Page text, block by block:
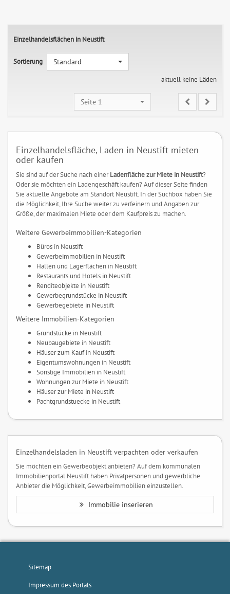
Einzelhandelsflächen in Neustift
Sortierung
Standard
aktuell keine Läden
Seite 1
Einzelhandelsfläche, Laden in Neustift mieten
oder kaufen
Sie sind auf der Suche nach einerLadenfläche zur Miete in Neustift?
Oder sie möchten ein Ladengeschäft kaufen? Auf dieser Seite finden
Sie aktuelle Angebote am Standort Neustift. In der Suchbox haben Sie
die Möglichkeit, Ihre Suche weiter zu verfeinern und Angaben zur
Größe, der maximalen Miete oder dem Kaufpreis zu machen.
Weitere Gewerbeimmobilien-Kategorien
Büros in Neustift
Gewerbeimmobilien in Neustift
Hallen und Lagerflächen in Neustift
Restaurants und Hotels in Neustift
Renditeobjekte in Neustift
Gewerbegrundstücke in Neustift
Gewerbegebiete in Neustift
Weitere Immobilien-Kategorien
Grundstücke in Neustift
Neubaugebiete in Neustift
Häuser zum Kauf in Neustift
Eigentumswohnungen in Neustift
Sonstige Immobilien in Neustift
Wohnungen zur Miete in Neustift
Häuser zur Miete in Neustift
Pachtgrundstuecke in Neustift
Einzelhandelsladen in Neustift verpachten oder verkaufen
Sie möchten ein Gewerbeobjekt anbieten? Auf dem kommunalen
Immobilienportal Neustift haben Privatpersonen und gewerbliche
Anbieter die Möglichkeit, Gewerbeimmobilien einzustellen.
Immobilie inserieren
Sitemap
Impressum des Portals